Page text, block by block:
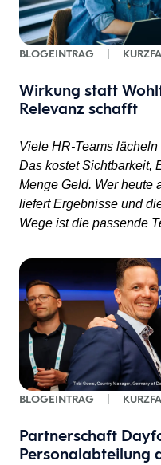
BLOGEINTRAG |
Wirkung statt
Relevanz schafft
Viele HR-Teams
Das kostet Sichtbarkeit,
Menge Geld. Wer heute
liefert Ergebnisse und
Wege ist die passende
BLOGEINTRAG |
Partnerschaft
Personalabteilung